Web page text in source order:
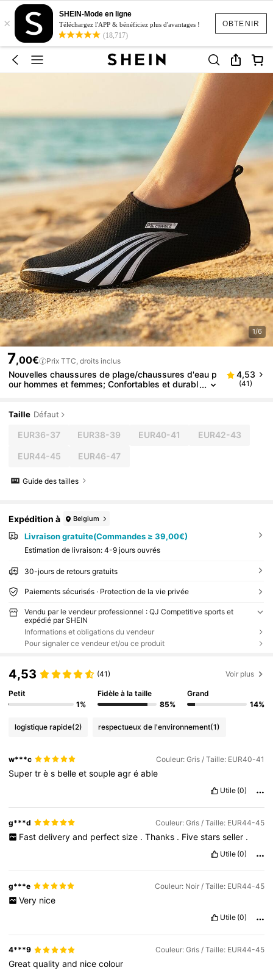
OBTENIR
×
SHEIN-Mode en ligne
Téléchargez l'APP & bénéficiez plus d'avantages !
(18,717)
1/6
7,00€ Prix TTC, droits inclus
Nouvelles chaussures de plage/chaussures d'eau p
our hommes et femmes; Confortables et durabl
ales
4,53
(41)
Taille Défaut
EUR36-37 EUR38-39 EUR40-41 EUR42-43
EUR44-45 EUR46-47
Guide des tailles
Expédition à Belgium
Livraison gratuite(Commandes ≥ 39,00€)
Estimation de livraison: 4-9 jours ouvrés
30-jours de retours gratuits
Paiements sécurisés · Protection de la vie privée
Vendu par le vendeur professionnel : QJ Competitive sports et
expédié par SHEIN
Informations et obligations du vendeur
Pour signaler ce vendeur et/ou ce produit
4,53 (41) Voir plus
Petit
1%
Fidèle à la taille
85%
Grand
14%
logistique rapide(2) respectueux de l'environnement(1)
w***c Couleur: Gris / Taille: EUR40-41
Supertrès belleetsoupleagréable
Utile (0)
g***d Couleur: Gris / Taille: EUR44-45
Fast delivery and perfect size . Thanks . Five stars seller .
Utile (0)
g***e Couleur: Noir / Taille: EUR44-45
Very nice
Utile (0)
4***9 Couleur: Gris / Taille: EUR44-45
Greatqualityand nicecolour